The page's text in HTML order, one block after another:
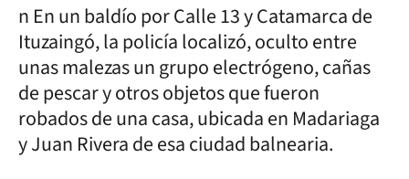
n En un baldío por Calle 13 y Catamarca de
Ituzaingó, la policía localizó, oculto entre
unas malezas un grupo electrógeno, cañas
de pescar y otros objetos que fueron
robados de una casa, ubicada en Madariaga
y Juan Rivera de esa ciudad balnearia.